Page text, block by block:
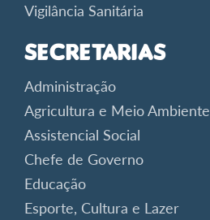
Vigilância Sanitária
Secretarias
Administração
Agricultura e Meio Ambiente
Assistencial Social
Chefe de Governo
Educação
Esporte, Cultura e Lazer